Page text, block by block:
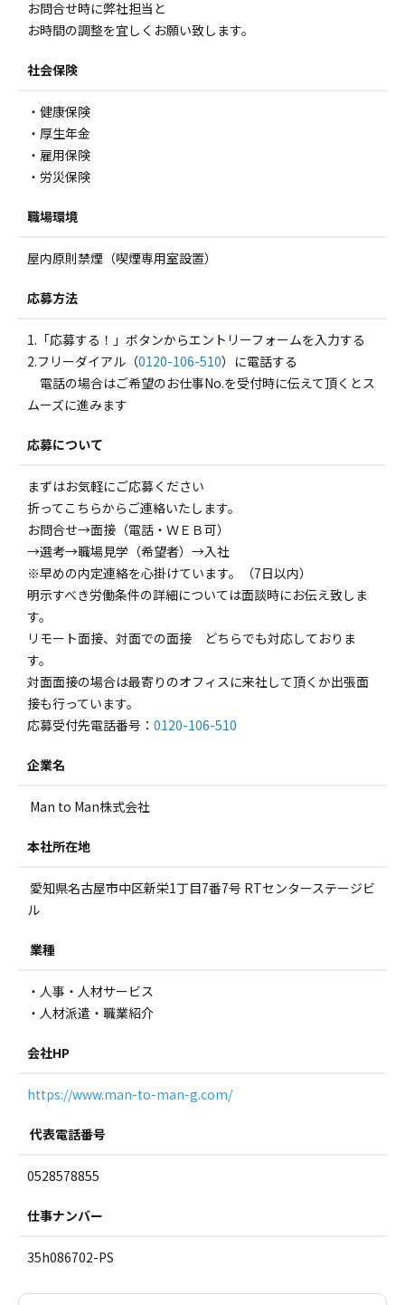
お問合せ時に弊社担当と
お時間の調整を宜しくお願い致します。
社会保険
・健康保険
・厚生年金
・雇用保険
・労災保険
職場環境
屋内原則禁煙（喫煙専用室設置）
応募方法
1.「応募する！」ボタンからエントリーフォームを入力する
2.フリーダイアル（0120-106-510）に電話する
電話の場合はご希望のお仕事No.を受付時に伝えて頂くとス
ムーズに進みます
応募について
まずはお気軽にご応募ください
折ってこちらからご連絡いたします。
お問合せ→面接（電話・ＷＥＢ可）
→選考→職場見学（希望者）→入社
※早めの内定連絡を心掛けています。（7日以内）
明示すべき労働条件の詳細については面談時にお伝え致しま
す。
リモート面接、対面での面接 どちらでも対応しておりま
す。
対面面接の場合は最寄りのオフィスに来社して頂くか出張面
接も行っています。
応募受付先電話番号： 0120-106-510
企業名
Man to Man株式会社
本社所在地
愛知県名古屋市中区新栄1丁目7番7号 RTセンターステージビ
ル
業種
・人事・人材サービス
・人材派遣・職業紹介
会社HP
https://www.man-to-man-g.com/
代表電話番号
0528578855
仕事ナンバー
35h086702-PS